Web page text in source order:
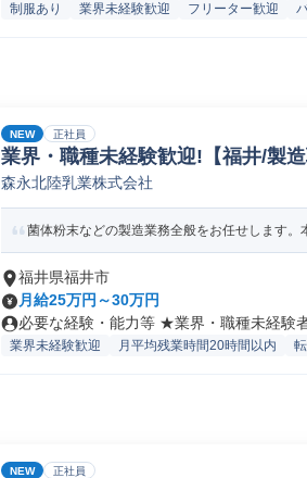
制服あり 業界未経験歓迎 フリーター歓迎
NEW 正社員
業界・職種未経験歓迎!【福井/製
ペレーター/ラインマネージャー(食
森永北陸乳業株式会社
菌体粉末などの製造業務全般をお任せします
福井県福井市
月給25万円～30万円
必要な経験・能力等 ★業界・職種未経験
業界未経験歓迎 月平均残業時間20時間以内
NEW 正社員